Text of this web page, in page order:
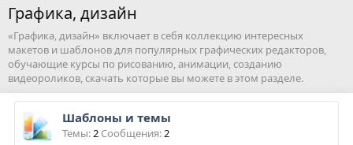
Графика, дизайн
«Графика, дизайн» включает в себя коллекцию интересных
макетов и шаблонов для популярных графических редакторов,
обучающие курсы по рисованию, анимации, созданию
видеороликов, скачать которые вы можете в этом разделе.
Шаблоны и темы
Темы 2 Сообщения 2